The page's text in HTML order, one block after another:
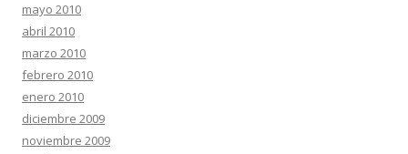
mayo 2010
abril 2010
marzo 2010
febrero 2010
enero 2010
diciembre 2009
noviembre 2009